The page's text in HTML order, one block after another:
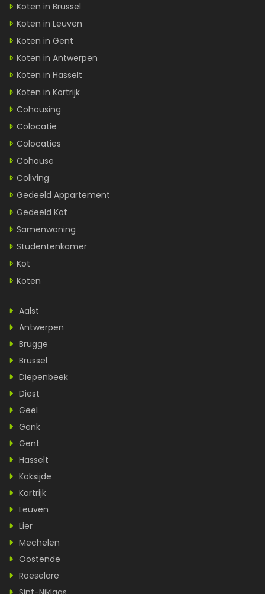
Koten in Brussel
Koten in Leuven
Koten in Gent
Koten in Antwerpen
Koten in Hasselt
Koten in Kortrijk
Cohousing
Colocatie
Colocaties
Cohouse
Coliving
Gedeeld Appartement
Gedeeld Kot
Samenwoning
Studentenkamer
Kot
Koten
Aalst
Antwerpen
Brugge
Brussel
Diepenbeek
Diest
Geel
Genk
Gent
Hasselt
Koksijde
Kortrijk
Leuven
Lier
Mechelen
Oostende
Roeselare